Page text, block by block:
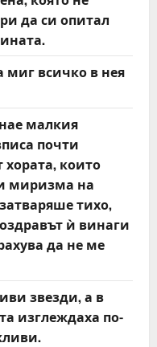
да си опитал
миг всичко в нея
малкия
почти
които
миризма на
тихо,
ѝ винаги
да не ме
звезди, а в
изглеждаха по-